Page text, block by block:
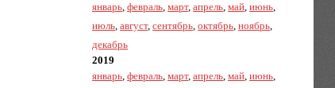
январь,февраль,март,апрель,май,июнь,
июль,август,сентябрь,октябрь,ноябрь,
декабрь
2019
январь,февраль,март,апрель,май,июнь,